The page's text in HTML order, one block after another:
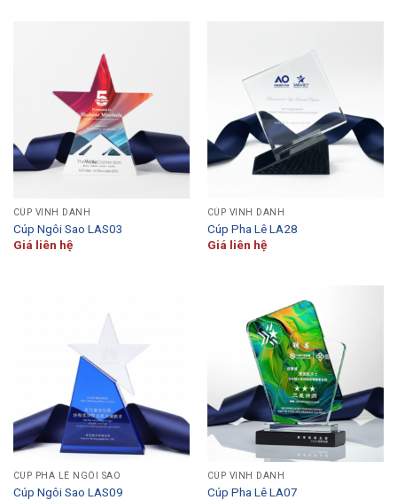
CÚP VINH DANH
Cúp Ngôi Sao LAS03
Giá liên hệ
CÚP VINH DANH
Cúp Pha Lê LA28
Giá liên hệ
CÚP PHA LÊ NGÔI SAO
Cúp Ngôi Sao LAS09
CÚP VINH DANH
Cúp Pha Lê LA07